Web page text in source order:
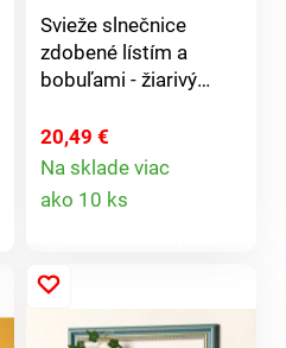
Svieže slnečnice
zdobené lístím a
bobuľami - žiarivý
výzdoby stien a dverí.
Prevádzka na 2
ceruzkové batérie AA,
živé. Na stenu + dvere.
20,49 €
Na sklade viac
ako 10 ks